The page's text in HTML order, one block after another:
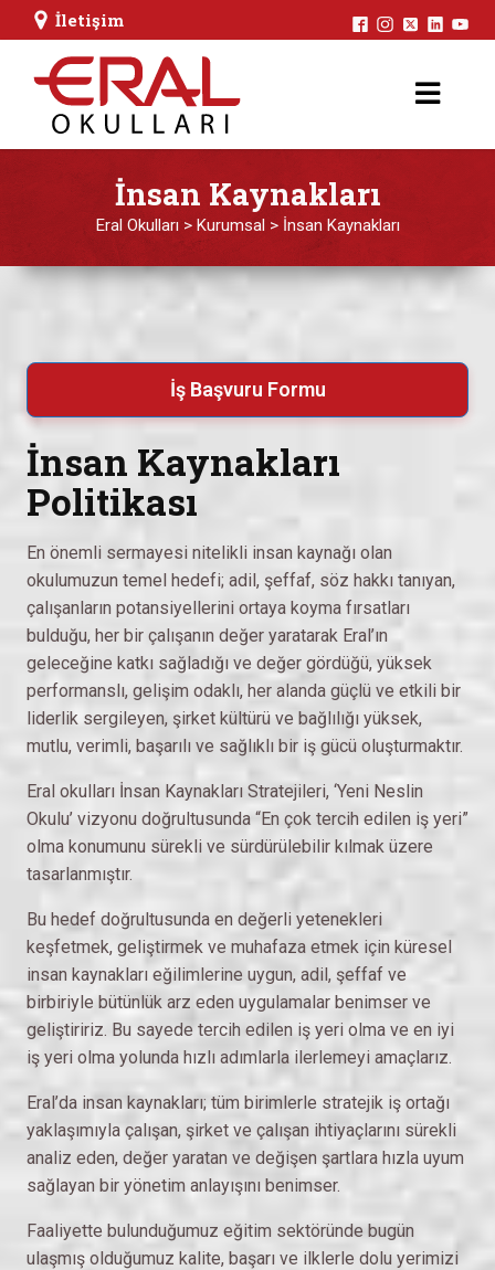
İletişim
İnsan Kaynakları
Eral Okulları > Kurumsal > İnsan Kaynakları
İş Başvuru Formu
İnsan Kaynakları
Politikası
En önemli sermayesi nitelikli insan kaynağı olan
okulumuzun temel hedefi; adil, şeffaf, söz hakkı tanıyan,
çalışanların potansiyellerini ortaya koyma fırsatları
bulduğu, her bir çalışanın değer yaratarak Eral’ın
geleceğine katkı sağladığı ve değer gördüğü, yüksek
performanslı, gelişim odaklı, her alanda güçlü ve etkili bir
liderlik sergileyen, şirket kültürü ve bağlılığı yüksek,
mutlu, verimli, başarılı ve sağlıklı bir iş gücü oluşturmaktır.
Eral okulları İnsan Kaynakları Stratejileri, ‘Yeni Neslin
Okulu’ vizyonu doğrultusunda “En çok tercih edilen iş yeri”
olma konumunu sürekli ve sürdürülebilir kılmak üzere
tasarlanmıştır.
Bu hedef doğrultusunda en değerli yetenekleri
keşfetmek, geliştirmek ve muhafaza etmek için küresel
insan kaynakları eğilimlerine uygun, adil, şeffaf ve
birbiriyle bütünlük arz eden uygulamalar benimser ve
geliştiririz. Bu sayede tercih edilen iş yeri olma ve en iyi
iş yeri olma yolunda hızlı adımlarla ilerlemeyi amaçlarız.
Eral’da insan kaynakları; tüm birimlerle stratejik iş ortağı
yaklaşımıyla çalışan, şirket ve çalışan ihtiyaçlarını sürekli
analiz eden, değer yaratan ve değişen şartlara hızla uyum
sağlayan bir yönetim anlayışını benimser.
Faaliyette bulunduğumuz eğitim sektöründe bugün
ulaşmış olduğumuz kalite, başarı ve ilklerle dolu yerimizi